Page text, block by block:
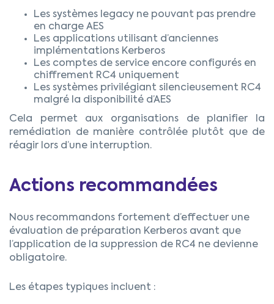
Les systèmes legacy ne pouvant pas prendre
en charge AES
Les applications utilisant d’anciennes
implémentations Kerberos
Les comptes de service encore configurés en
chiffrement RC4 uniquement
Les systèmes privilégiant silencieusement RC4
malgré la disponibilité d’AES
Cela permet aux organisations de planifier la
remédiation de manière contrôlée plutôt que de
réagir lors d’une interruption.
Actions recommandées
Nous recommandons fortement d’effectuer une
évaluation de préparation Kerberos avant que
l’application de la suppression de RC4 ne devienne
obligatoire.
Les étapes typiques incluent :